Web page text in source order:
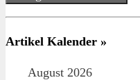
Artikel Kalender »
August 2026